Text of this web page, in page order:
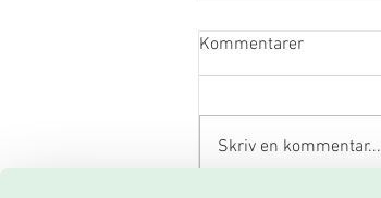
Kommentarer
Skriv en kommentar...